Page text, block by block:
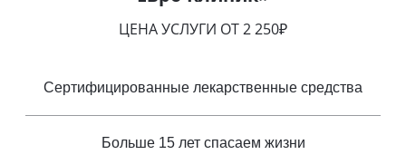
ЦЕНА УСЛУГИ ОТ 2 250₽
Сертифицированные лекарственные средства
Больше 15 лет спасаем жизни